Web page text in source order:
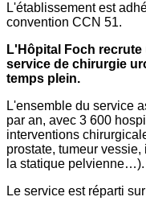
L'établissement est
convention CCN 51.
L'Hôpital Foch
service de chirurgie
temps plein.
L'ensemble du service
par an, avec 3 600
interventions
prostate, tumeur
la statique pelvienne…).
Le service est réparti